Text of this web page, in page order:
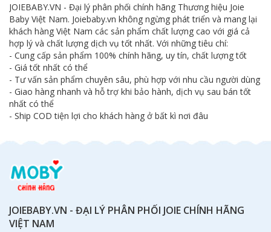
JOIEBABY.VN - Đại lý phân phối chính hãng Thương hiệu Joie
Baby Việt Nam. Joiebaby.vn không ngừng phát triển và mang lại
khách hàng Việt Nam các sản phẩm chất lượng cao với giá cả
hợp lý và chất lượng dịch vụ tốt nhất. Với những tiêu chí:
- Cung cấp sản phẩm 100% chính hãng, uy tín, chất lượng tốt
- Giá tốt nhất có thể
- Tư vấn sản phẩm chuyên sâu, phù hợp với nhu cầu người dùng
- Giao hàng nhanh và hỗ trợ khi bảo hành, dịch vụ sau bán tốt
nhất có thể
- Ship COD tiện lợi cho khách hàng ở bất kì nơi đâu
JOIEBABY.VN - ĐẠI LÝ PHÂN PHỐI JOIE CHÍNH HÃNG
VIỆT NAM